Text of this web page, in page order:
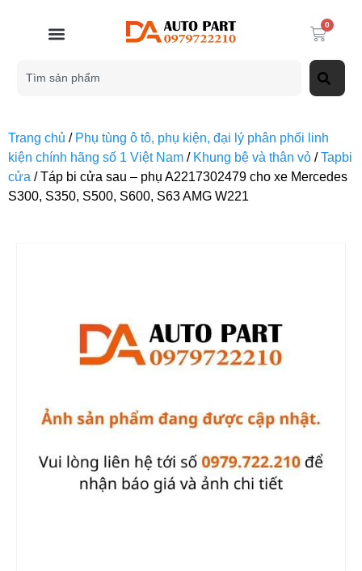
0
Trang chủ / Phụ tùng ô tô, phụ kiện, đại lý phân phối linh
kiện chính hãng số 1 Việt Nam / Khung bệ và thân vỏ /Tapbi
cửa / Táp bi cửa sau – phụ A2217302479 cho xe Mercedes
S300, S350, S500, S600, S63 AMG W221